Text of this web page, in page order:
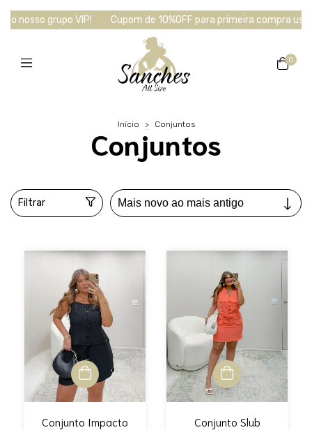
VIP! Cupom de 10%OFF para primeira compra use : SANCHES10
0
Início > Conjuntos
Conjuntos
Filtrar
Conjunto Impacto Conjunto Slub